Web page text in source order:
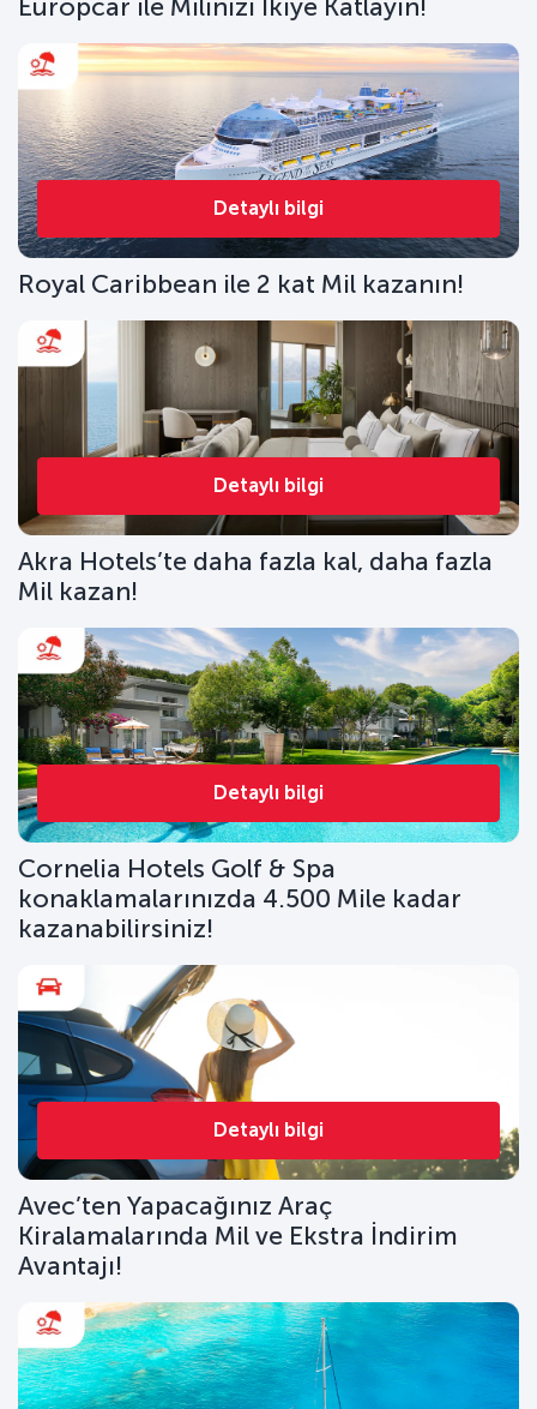
Europcar ile Milinizi İkiye Katlayın!
Detaylı bilgi
Royal Caribbean ile 2 kat Mil kazanın!
Detaylı bilgi
Akra Hotels’te daha fazla kal, daha fazla
Mil kazan!
Detaylı bilgi
Cornelia Hotels Golf & Spa
konaklamalarınızda 4.500 Mile kadar
kazanabilirsiniz!
Detaylı bilgi
Avec’ten Yapacağınız Araç
Kiralamalarında Mil ve Ekstra İndirim
Avantajı!